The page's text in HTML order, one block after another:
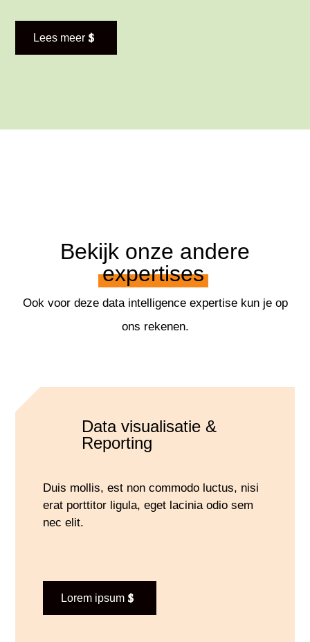
Lees meer
Bekijk onze andere
expertises
Ook voor deze data intelligence expertise kun je op
ons rekenen.
Data visualisatie &
Reporting
Duis mollis, est non commodo luctus, nisi
erat porttitor ligula, eget lacinia odio sem
nec elit.
Lorem ipsum